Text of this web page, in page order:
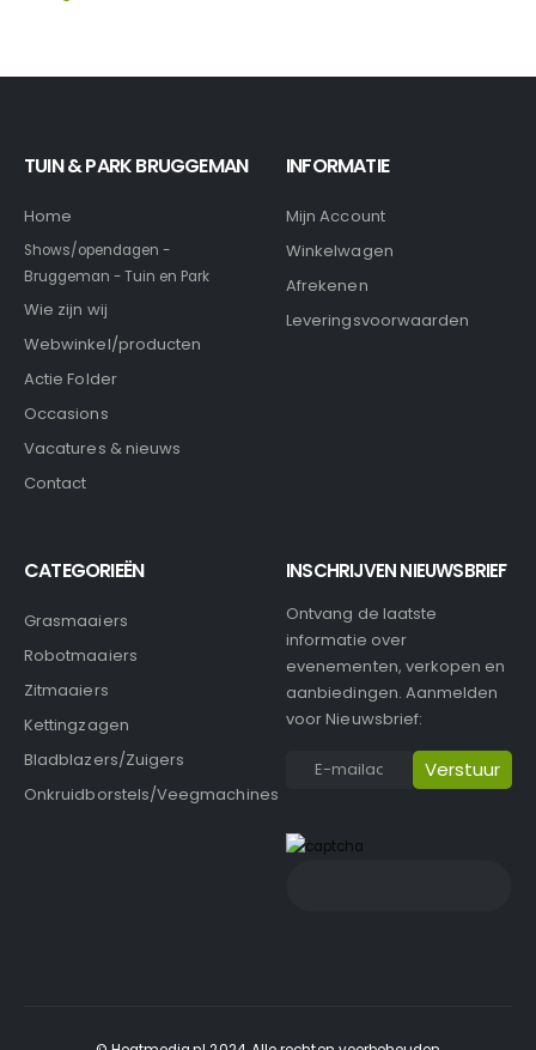
TUIN & PARK BRUGGEMAN
Home
Shows/opendagen -
Bruggeman - Tuin en Park
Wie zijn wij
Webwinkel/producten
Actie Folder
Occasions
Vacatures & nieuws
Contact
INFORMATIE
Mijn Account
Winkelwagen
Afrekenen
Leveringsvoorwaarden
CATEGORIEËN
Grasmaaiers
Robotmaaiers
Zitmaaiers
Kettingzagen
Bladblazers/Zuigers
Onkruidborstels/Veegmachines
INSCHRIJVEN NIEUWSBRIEF
Ontvang de laatste
informatie over
evenementen, verkopen en
aanbiedingen. Aanmelden
voor Nieuwsbrief: